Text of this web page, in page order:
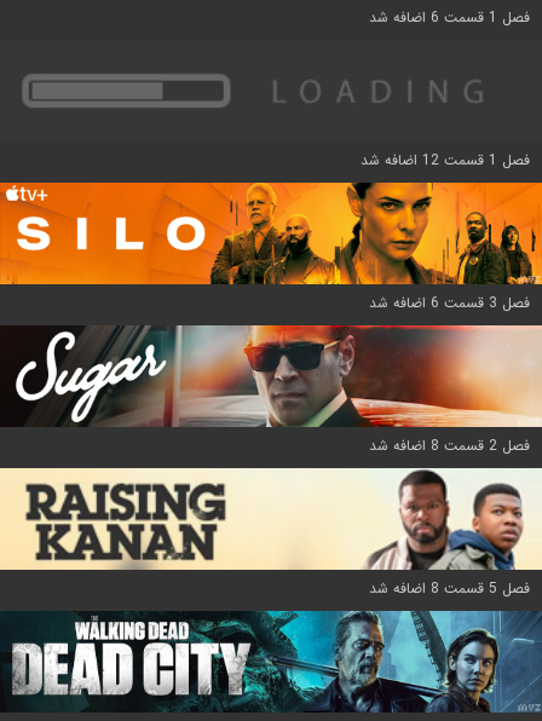
فصل 1 قسمت 6 اضافه شد
فصل 1 قسمت 12 اضافه شد
فصل 3 قسمت 6 اضافه شد
فصل 2 قسمت 8 اضافه شد
فصل 5 قسمت 8 اضافه شد